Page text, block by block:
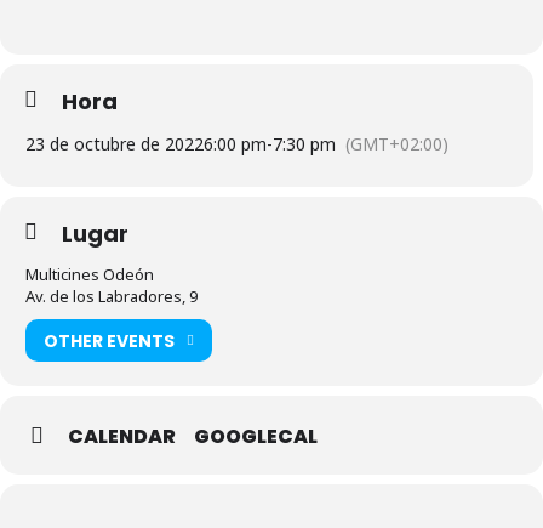
Hora
23 de octubre de 20226:00 pm-7:30 pm (GMT+02:00)
Lugar
Multicines Odeón
Av. de los Labradores, 9
OTHER EVENTS
CALENDAR GOOGLECAL